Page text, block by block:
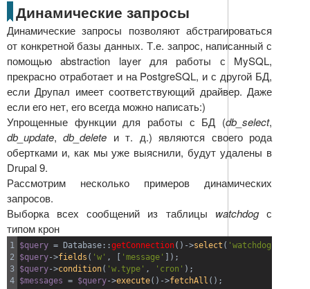
Динамические запросы
Динамические запросы позволяют абстрагироваться
от конкретной базы данных. Т.е. запрос, написанный с
помощью abstraction layer для работы с MySQL,
прекрасно отработает и на PostgreSQL, и с другой БД,
если Друпал имеет соответствующий драйвер. Даже
если его нет, его всегда можно написать:)
Упрощенные функции для работы с БД (db_select,
db_update,db_delete и т. д.) являются своего рода
обертками и, как мы уже выяснили, будут удалены в
Drupal 9.
Рассмотрим несколько примеров динамических
запросов.
Выборка всех сообщений из таблицы watchdogс
типом крон
1
2
3
$query = Database ::getConnection( ) ->select ( 'watchdog'
$query->fields ( 'w' , [ 'message' ] ) ;
$query->condition( 'w.type' , 'cron' ) ;
$messages = $query->execute( ) ->fetchAll ( ) ;